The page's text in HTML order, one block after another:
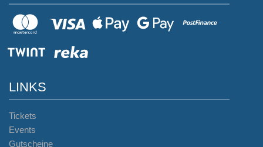
LINKS
Tickets
Events
Gutscheine